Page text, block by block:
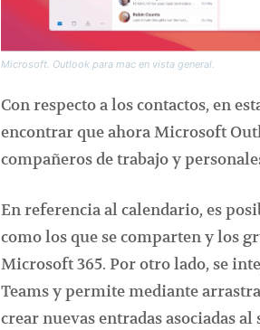
Microsoft. Outlook para mac en vista general.
Con respecto a los contactos, en
encontrar que ahora Microsoft
compañeros de trabajo y
En referencia al calendario, es
como los que se comparten y los
Microsoft 365. Por otro lado, se
Teams y permite mediante
crear nuevas entradas asociadas